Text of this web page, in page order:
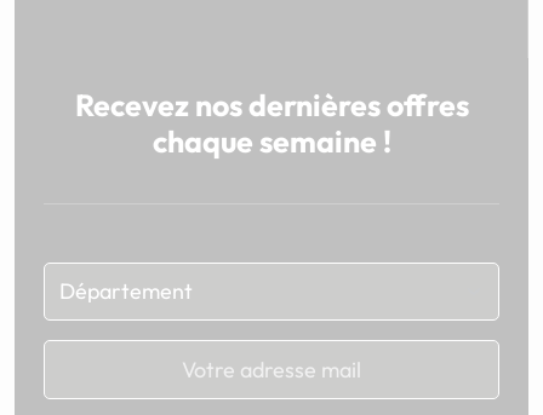
Recevez nos dernières offres
chaque semaine !
Chargement...